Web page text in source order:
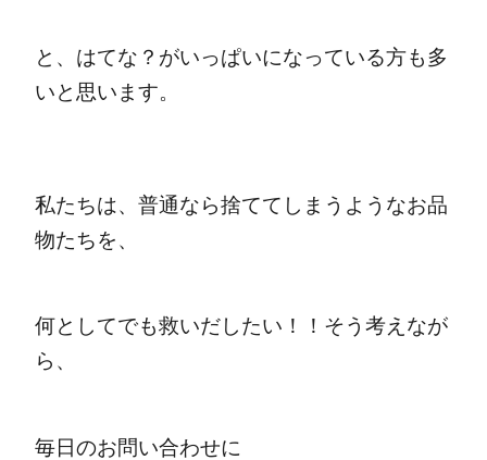
と、はてな？がいっぱいになっている方も多
いと思います。
私たちは、普通なら捨ててしまうようなお品
物たちを、
何としてでも救いだしたい！！そう考えなが
ら、
毎日のお問い合わせに